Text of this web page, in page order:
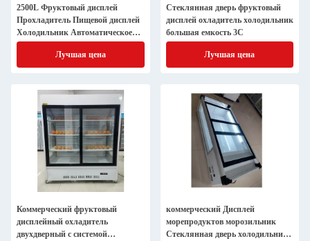
2500L Фруктовый дисплей
Прохладитель Пищевой дисплей
Холодильник Автоматическое
размораживание
Лучшая цена
Стеклянная дверь фруктовый
дисплей охладитель холодильник
большая емкость 3C
Лучшая цена
Коммерческий фруктовый
дисплейный охладитель
двухдверный с системой
коммерческий Дисплей
морепродуктов морозильник
Стеклянная дверь холодильник